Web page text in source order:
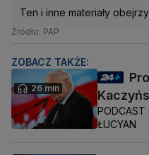
Ten i inne materiały
Źródło: PAP
ZOBACZ TAKŻE:
26 min
PODCAST
ŁUCYAN